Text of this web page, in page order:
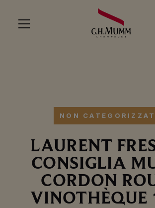
NON
LAURENT
CONSIGLIA
CORDON
VINOTHÈQUE